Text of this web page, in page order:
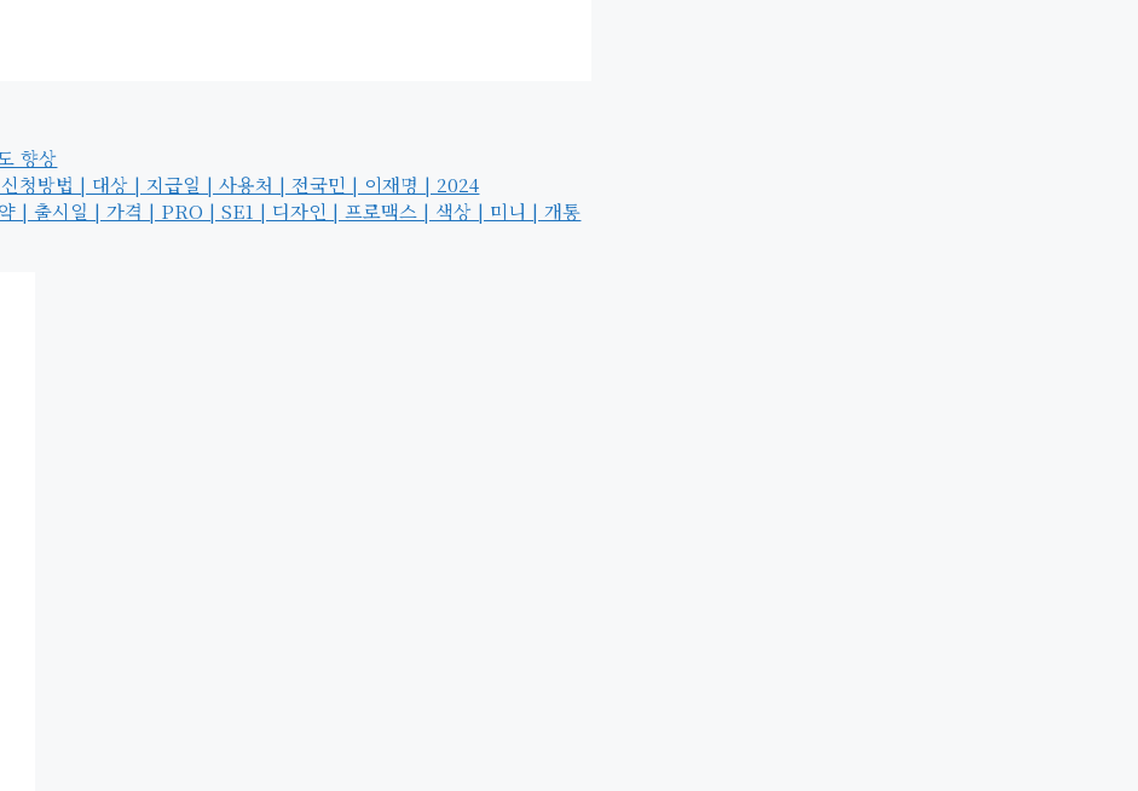
향상
청방법 | 대상 | 지급일 | 사용처 | 전국민 | 이재명 | 2024
| 출시일 | 가격 | PRO | SE1 | 디자인 | 프로맥스 | 색상 | 미니 | 개통